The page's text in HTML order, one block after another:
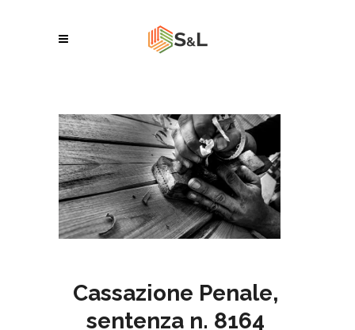
Cassazione Penale,
sentenza n. 8164